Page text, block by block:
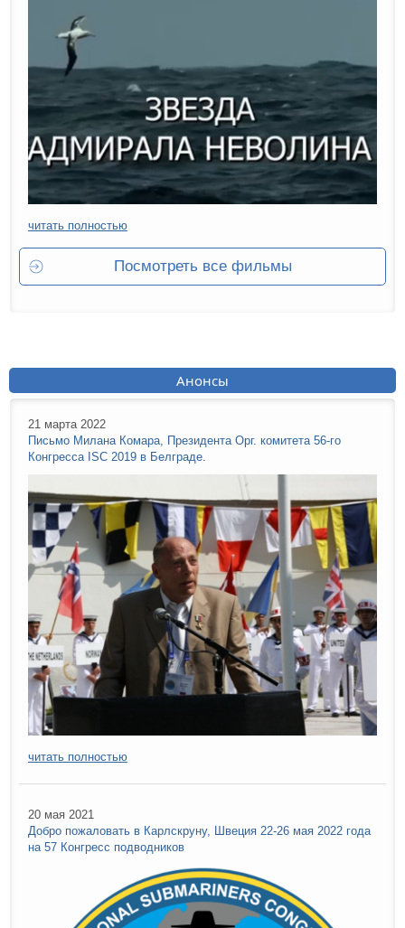
читать полностью
Посмотреть все фильмы
Анонсы
21 марта 2022
Письмо Милана Комара, Президента Орг. комитета 56-го
Конгресса ISC 2019 в Белграде.
читать полностью
20 мая 2021
Добро пожаловать в Карлскруну, Швеция 22-26 мая 2022 года
на 57 Конгресс подводников